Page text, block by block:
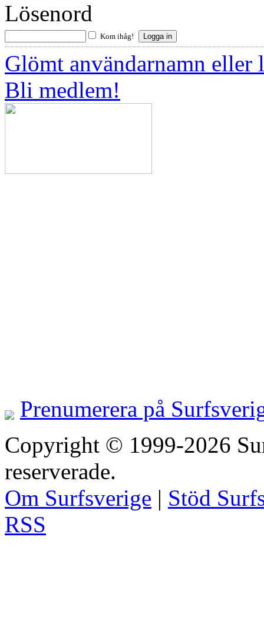
Lösenord
Kom ihåg!
Glömt användarnamn eller
Bli medlem!
Prenumerera på
Copyright © 1999-2026
reserverade.
Om Surfsverige | Stöd
RSS